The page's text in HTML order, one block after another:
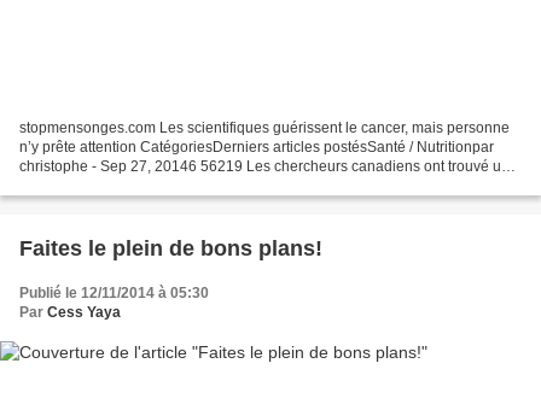
stopmensonges.com Les scientifiques guérissent le cancer, mais personne
n’y prête attention CatégoriesDerniers articles postésSanté / Nutritionpar
christophe - Sep 27, 20146 56219 Les chercheurs canadiens ont trouvé un
Faites le plein de bons plans!
Publié le 12/11/2014 à 05:30
Par Cess Yaya